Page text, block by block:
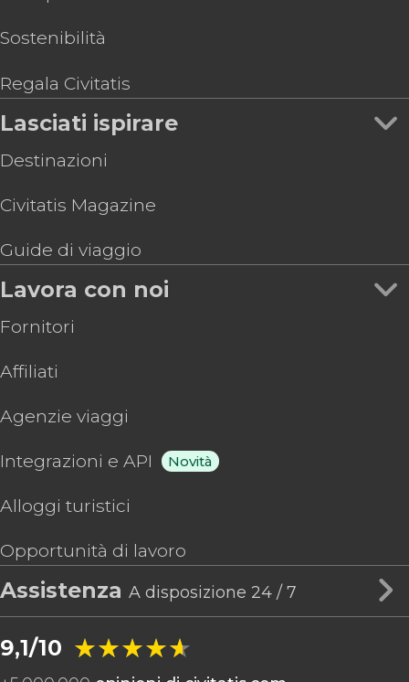
Sostenibilità
Regala Civitatis
Lasciati ispirare
Destinazioni
Civitatis Magazine
Guide di viaggio
Lavora con noi
Fornitori
Affiliati
Agenzie viaggi
Integrazioni e API Novità
Alloggi turistici
Opportunità di lavoro
Assistenza A disposizione 24 / 7
9,1/10 ★★★★★
★★★★★